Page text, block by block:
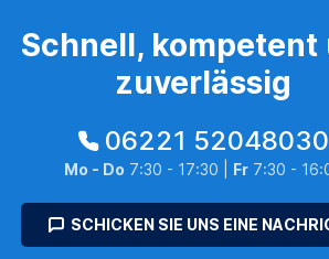
Schnell, kompetent
zuverlässig
06221 52048030
Mo - Do 7:30 - 17:30 | Fr7:30 -
SCHICKEN SIE UNS EINE